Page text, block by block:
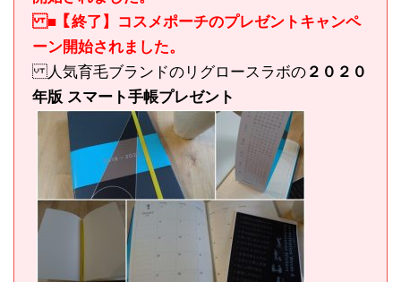
■【終了】コスメポーチのプレゼントキャンペ
ーン開始されました。
人気育毛ブランドのリグロースラボの ２０２０
年版 スマート手帳プレゼント